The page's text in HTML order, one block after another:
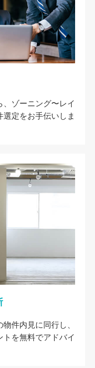
、ゾーニング〜レイ
定をお手伝いしま
件内見に同行し、
を無料でアドバイ